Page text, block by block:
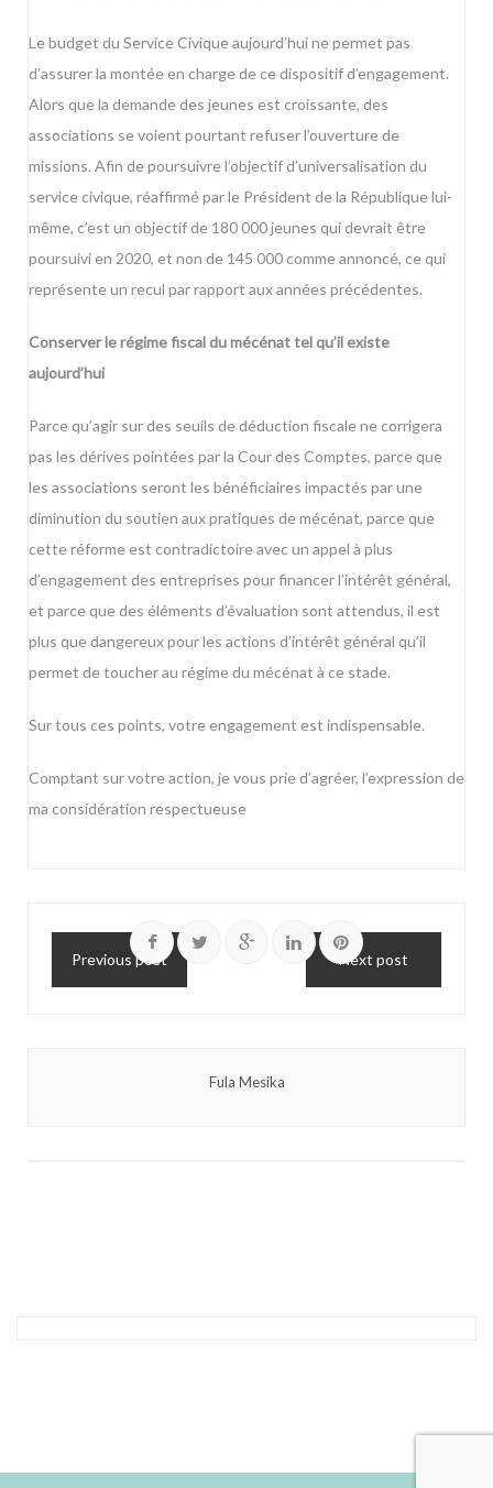
Le budget du Service Civique aujourd’hui ne permet pas
d’assurer la montée en charge de ce dispositif d’engagement.
Alors que la demande des jeunes est croissante, des
associations se voient pourtant refuser l’ouverture de
missions. Afin de poursuivre l’objectif d’universalisation du
service civique, réaffirmé par le Président de la République lui-
même, c’est un objectif de 180 000 jeunes qui devrait être
poursuivi en 2020, et non de 145 000 comme annoncé, ce qui
représente un recul par rapport aux années précédentes.
Conserver le régime fiscal du mécénat tel qu’il existe
aujourd’hui
Parce qu’agir sur des seuils de déduction fiscale ne corrigera
pas les dérives pointées par la Cour des Comptes, parce que
les associations seront les bénéficiaires impactés par une
diminution du soutien aux pratiques de mécénat, parce que
cette réforme est contradictoire avec un appel à plus
d’engagement des entreprises pour financer l’intérêt général,
et parce que des éléments d’évaluation sont attendus, il est
plus que dangereux pour les actions d’intérêt général qu’il
permet de toucher au régime du mécénat à ce stade.
Sur tous ces points, votre engagement est indispensable.
Comptant sur votre action, je vous prie d’agréer, l’expression de
ma considération respectueuse
Previous post Next post
Fula Mesika